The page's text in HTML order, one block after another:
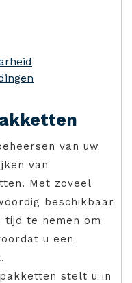
van uw
van
Met zoveel
beschikbaar
tijd te nemen om
u een
stelt u in